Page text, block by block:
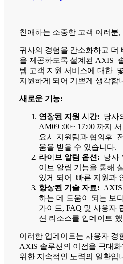
친애하는 소중한 고객 여러분,
귀사의 경험을 간소화하고 더
을 제공하도록 설계된 AXIS
템 고객 지원 서비스에 대한
지원하게 되어 기쁘게 생각합
새로운 기능:
연장된 지원 시간: 당사
AM09 :00~ 17:00 까지
요시 지원팀과 협의후
움을 받을 수 있습니다.
라이브 알림 옵션: 당사
이브 알림 기능을 통해
있게 되어 빠른 지원과
향상된 기술 자료:
하는 데 도움이 되는 보
가이드, FAQ 및 사용자
션 리소스를 업데이트
이러한 업데이트는 사용자 경
AXIS 솔루션의 이점을 극대화
위한 지속적인 노력의 일환입